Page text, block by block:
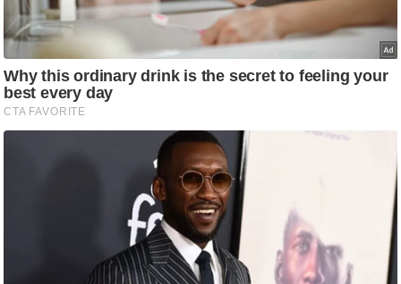
ला
इ
फ
स्टा
इ
ल